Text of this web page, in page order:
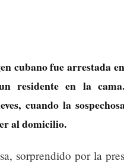
cubano fue arrestada
residente en la
cuando la
al domicilio.
sorprendido por la